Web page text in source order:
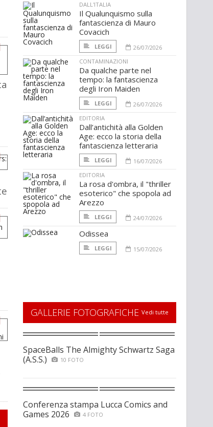
DALL'ITALIA
Il Qualunquismo sulla
fantascienza di Mauro
Covacich
LEGGI
26/07/2026
CONTAMINAZIONI
Da qualche parte nel
tempo: la fantascienza
degli Iron Maiden
LEGGI
26/07/2026
EDITORIA
Dall’antichità alla Golden
Age: ecco la storia della
fantascienza letteraria
LEGGI
16/07/2026
EDITORIA
La rosa d'ombra, il "thriller
esoterico" che spopola ad
Arezzo
LEGGI 24/07/2026
Odissea
LEGGI 15/07/2026
GALLERIE FOTOGRAFICHE Vedi tutte
SpaceBalls The Almighty Schwartz Saga
(A.S.S.)
10 FOTO
Conferenza stampa Lucca Comics and
Games 2026
4 FOTO